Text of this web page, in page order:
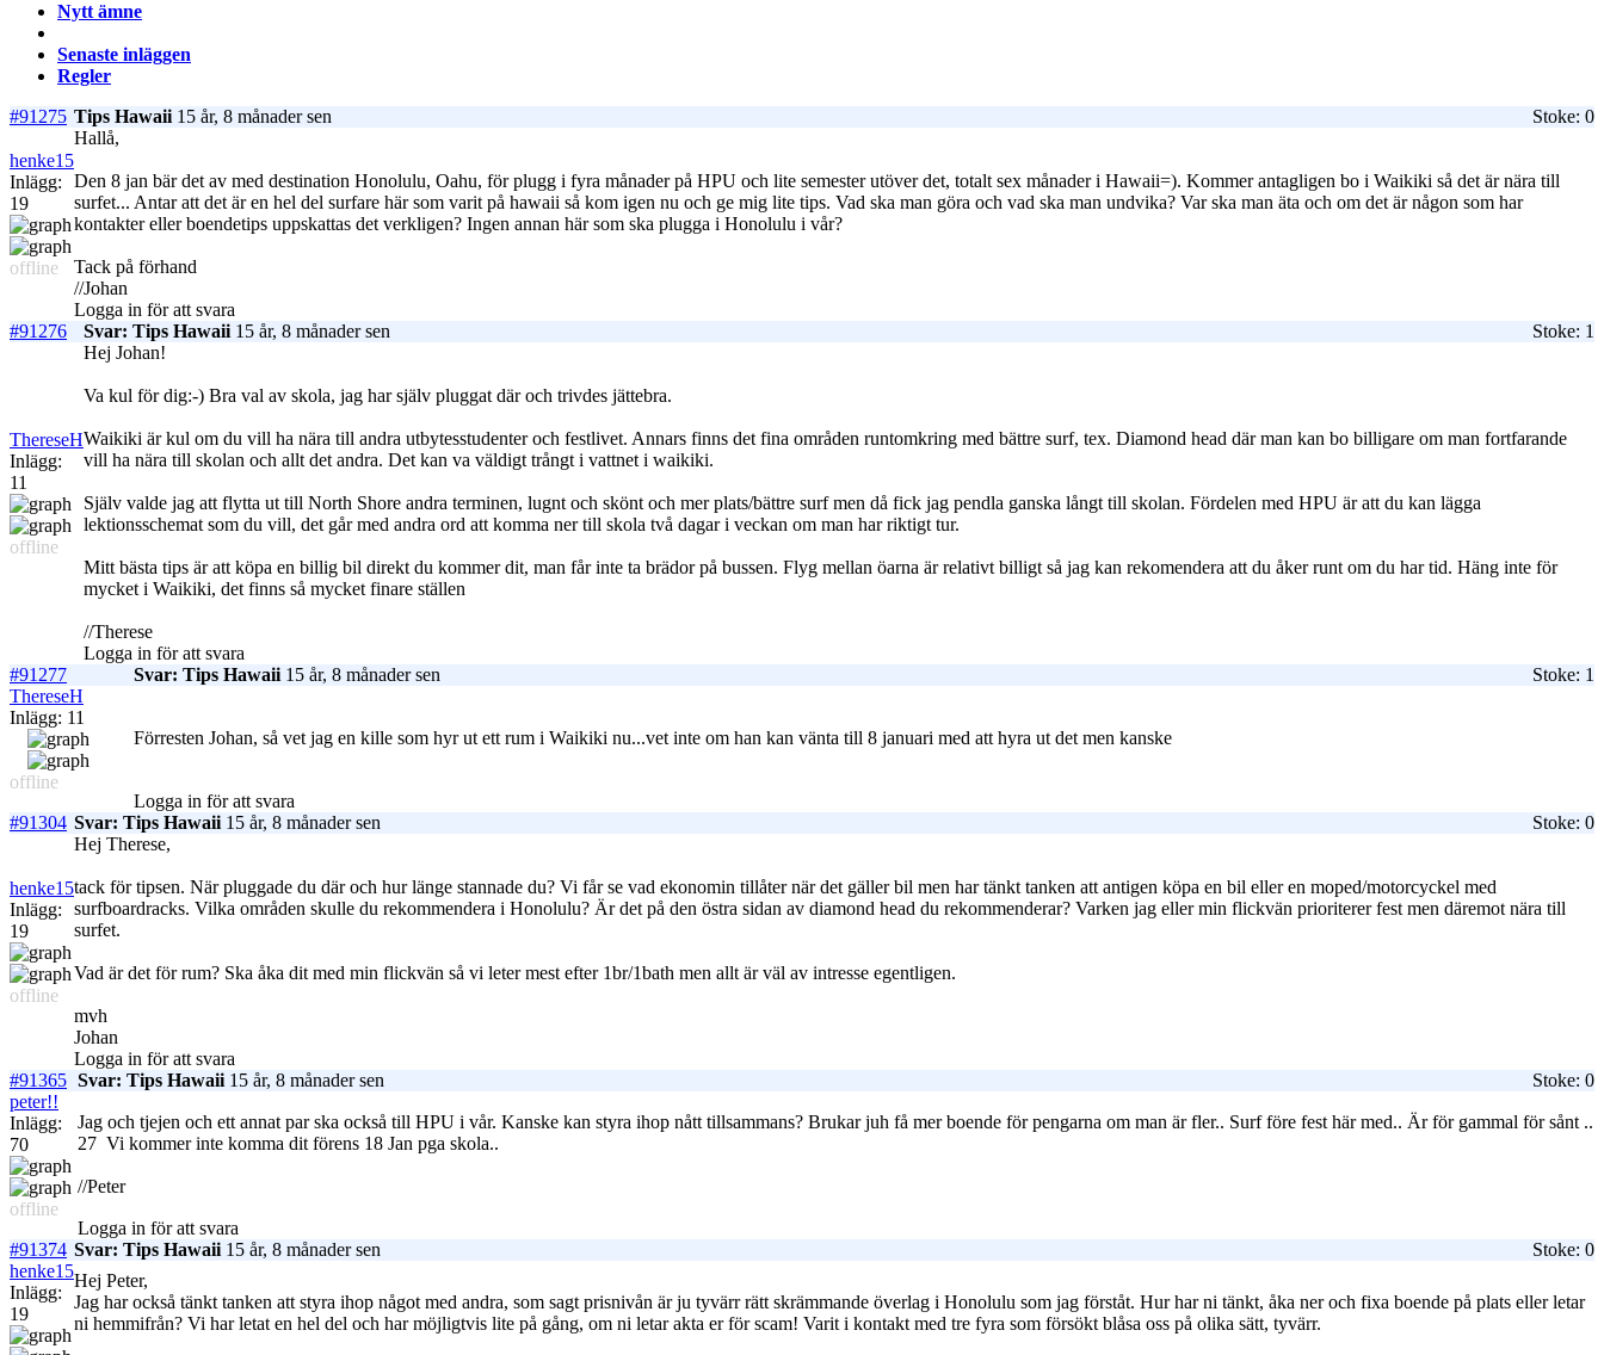
Nytt ämne
Senaste inläggen
Regler
#91275 Tips Hawaii15 år, 8 månader sen Stoke: 0
henke15
Inlägg:
19
offline
Hallå,
Den 8 jan bär det av med destination Honolulu, Oahu, för plugg i fyra månader på HPU och lite semester utöver det, totalt sex månader i Hawaii=). Kommer antagligen bo i Waikiki så det är nära till
surfet... Antar att det är en hel del surfare här som varit på hawaii så kom igen nu och ge mig lite tips. Vad ska man göra och vad ska man undvika? Var ska man äta och om det är någon som har
kontakter eller boendetips uppskattas det verkligen? Ingen annan här som ska plugga i Honolulu i vår?
Tack på förhand
//Johan
Logga in för att svara
#91276
Svar: Tips Hawaii15 år, 8 månader sen Stoke: 1
ThereseH
Inlägg:
11
offline
Hej Johan!
Va kul för dig:-) Bra val av skola, jag har själv pluggat där och trivdes jättebra.
Waikiki är kul om du vill ha nära till andra utbytesstudenter och festlivet. Annars finns det fina områden runtomkring med bättre surf, tex. Diamond head där man kan bo billigare om man fortfarande
vill ha nära till skolan och allt det andra. Det kan va väldigt trångt i vattnet i waikiki.
Själv valde jag att flytta ut till North Shore andra terminen, lugnt och skönt och mer plats/bättre surf men då fick jag pendla ganska långt till skolan. Fördelen med HPU är att du kan lägga
lektionsschemat som du vill, det går med andra ord att komma ner till skola två dagar i veckan om man har riktigt tur.
Mitt bästa tips är att köpa en billig bil direkt du kommer dit, man får inte ta brädor på bussen. Flyg mellan öarna är relativt billigt så jag kan rekomendera att du åker runt om du har tid. Häng inte för
mycket i Waikiki, det finns så mycket finare ställen
//Therese
Logga in för att svara
#91277
Svar: Tips Hawaii15 år, 8 månader sen
Stoke: 1
ThereseH
Inlägg: 11
offline
Förresten Johan, så vet jag en kille som hyr ut ett rum i Waikiki nu...vet inte om han kan vänta till 8 januari med att hyra ut det men kanske
Logga in för att svara
#91304 Svar: Tips Hawaii15 år, 8 månader sen Stoke: 0
henke15
Inlägg:
19
offline
Hej Therese,
tack för tipsen. När pluggade du där och hur länge stannade du? Vi får se vad ekonomin tillåter när det gäller bil men har tänkt tanken att antigen köpa en bil eller en moped/motorcyckel med
surfboardracks. Vilka områden skulle du rekommendera i Honolulu? Är det på den östra sidan av diamond head du rekommenderar? Varken jag eller min flickvän prioriterer fest men däremot nära till
surfet.
Vad är det för rum? Ska åka dit med min flickvän så vi leter mest efter 1br/1bath men allt är väl av intresse egentligen.
mvh
Johan
Logga in för att svara
#91365 Svar: Tips Hawaii15 år, 8 månader sen
Stoke: 0
peter!!
Inlägg:
70
offline
Jag och tjejen och ett annat par ska också till HPU i vår. Kanske kan styra ihop nått tillsammans? Brukar juh få mer boende för pengarna om man är fler.. Surf före fest här med.. Är för gammal för sånt ..
27 Vi kommer inte komma dit förens 18 Jan pga skola..
//Peter
Logga in för att svara
#91374 Svar: Tips Hawaii15 år, 8 månader sen
Stoke: 0
henke15
Inlägg:
19
Hej Peter,
Jag har också tänkt tanken att styra ihop något med andra, som sagt prisnivån är ju tyvärr rätt skrämmande överlag i Honolulu som jag förståt. Hur har ni tänkt, åka ner och fixa boende på plats eller letar
ni hemmifrån? Vi har letat en hel del och har möjligtvis lite på gång, om ni letar akta er för scam! Varit i kontakt med tre fyra som försökt blåsa oss på olika sätt, tyvärr.